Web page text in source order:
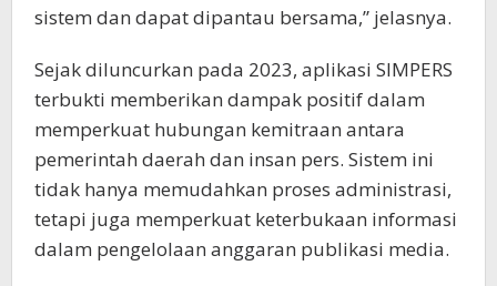
sistem dan dapat dipantau bersama,” jelasnya.
Sejak diluncurkan pada 2023, aplikasi SIMPERS
terbukti memberikan dampak positif dalam
memperkuat hubungan kemitraan antara
pemerintah daerah dan insan pers. Sistem ini
tidak hanya memudahkan proses administrasi,
tetapi juga memperkuat keterbukaan informasi
dalam pengelolaan anggaran publikasi media.